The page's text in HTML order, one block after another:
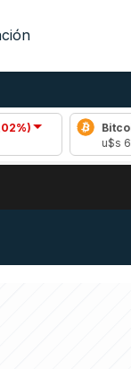
Bitcoin
u$s 64.334,00
ESTA SEÑAL